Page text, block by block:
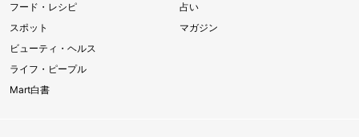
フード・レシピ
スポット
ビューティ・ヘルス
ライフ・ピープル
Mart白書
占い
マガジン